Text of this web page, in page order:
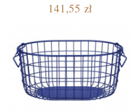
141,55 zł